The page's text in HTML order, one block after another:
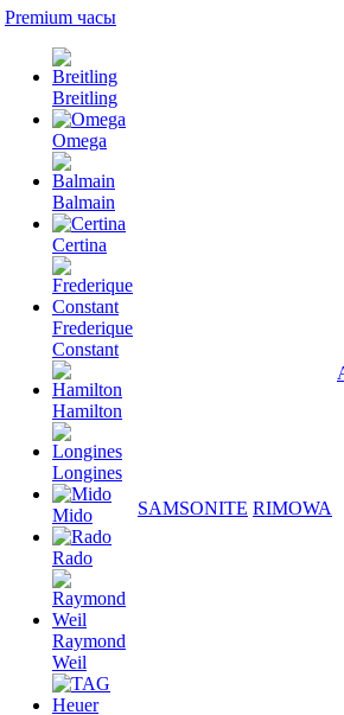
Premium часы
Breitling
Omega
Balmain
Certina
Frederique
Constant
Hamilton
Longines
Mido
Rado
Raymond
Weil
SAMSONITE RIMOWA